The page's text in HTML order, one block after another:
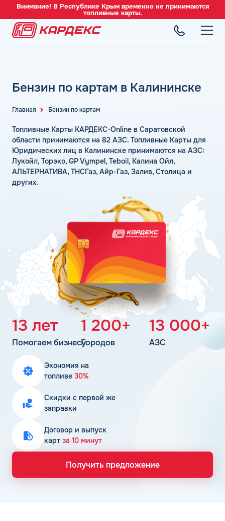
Внимание! В Республике Крым временно не принимаются
топливные карты.
Преимущества
Сравнение
Автомойки
Аdblue
Шиномонтаж
Вопросы и Ответы
СЕТЬ АЗС
АЗС Газпромнефть
АЗС Татнефть
АЗС Тебойл
ТОПЛИВО
Бензин
Дизельное топливо
Топливный газ
Топливные бренды
Калькулятор расхода топлива
Цена бензина и ДТ
СЕРВИСЫ
Все сервисы
Электронный Документооборот (ЭДО)
Аналитика и Рекомендации
Уведомления об окончании баланса
КОМПАНИЯ
О компании
Контакты
Личный кабинет
Карта АЗС
Получить консультацию
Главная Бензин по картам
Бензин по картам в Калининске
Топливные Карты КАРДЕКС-Online в Саратовской
области принимаются на 82 АЗС. Топливные Карты для
Юридических лиц в Калининске принимаются на АЗС:
Лукойл, Торэко, GP Vympel, Teboil, Калина Ойл,
АЛЬТЕРНАТИВА, ТНСГаз, Айр-Газ, Залив, Столица и
других.
13 лет
Помогаем бизнесу
1 200+
Городов
13 000+
АЗС
Экономия на
топливе 30%
Скидки с первой же
заправки
Договор и выпуск
карт за 10 минут
Получить предложение